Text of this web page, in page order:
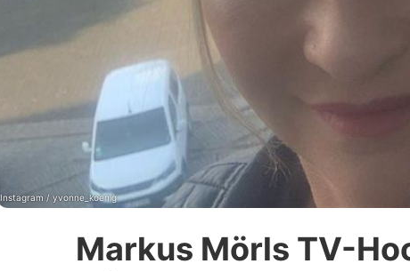
Instagram / yvonne_koenig
Markus Mörls TV-